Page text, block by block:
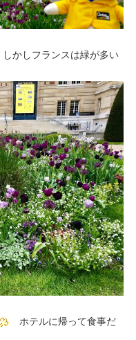
かしフランスは緑が多い
ホテルに帰って食事だ